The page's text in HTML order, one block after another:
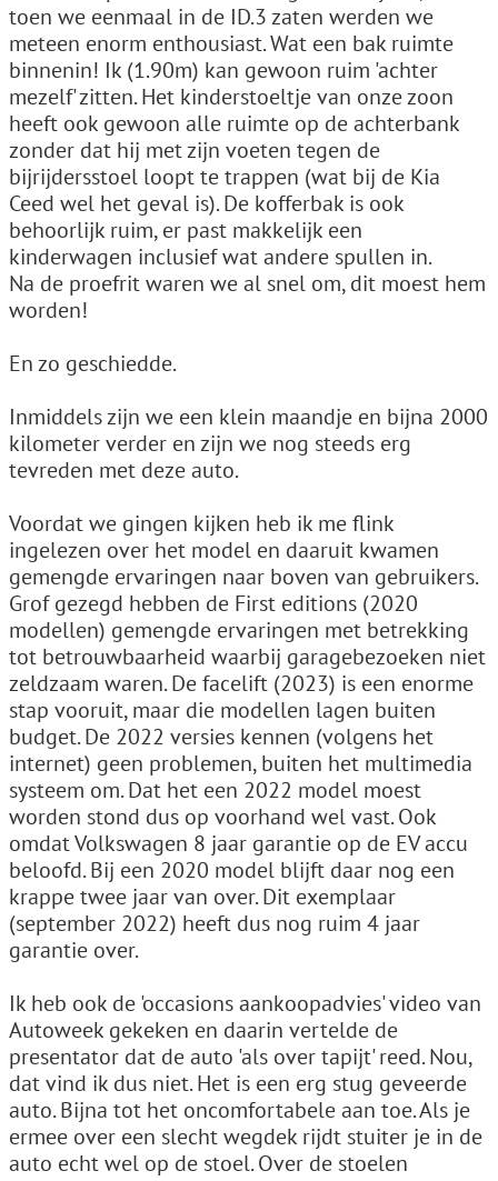
toen we eenmaal in de ID.3 zaten werden we
meteen enorm enthousiast. Wat een bak ruimte
binnenin! Ik (1.90m) kan gewoon ruim 'achter
mezelf' zitten. Het kinderstoeltje van onze zoon
heeft ook gewoon alle ruimte op de achterbank
zonder dat hij met zijn voeten tegen de
bijrijdersstoel loopt te trappen (wat bij de Kia
Ceed wel het geval is). De kofferbak is ook
behoorlijk ruim, er past makkelijk een
kinderwagen inclusief wat andere spullen in.
Na de proefrit waren we al snel om, dit moest hem
worden!
En zo geschiedde.
Inmiddels zijn we een klein maandje en bijna 2000
kilometer verder en zijn we nog steeds erg
tevreden met deze auto.
Voordat we gingen kijken heb ik me flink
ingelezen over het model en daaruit kwamen
gemengde ervaringen naar boven van gebruikers.
Grof gezegd hebben de First editions (2020
modellen) gemengde ervaringen met betrekking
tot betrouwbaarheid waarbij garagebezoeken niet
zeldzaam waren. De facelift (2023) is een enorme
stap vooruit, maar die modellen lagen buiten
budget. De 2022 versies kennen (volgens het
internet) geen problemen, buiten het multimedia
systeem om. Dat het een 2022 model moest
worden stond dus op voorhand wel vast. Ook
omdat Volkswagen 8 jaar garantie op de EV accu
beloofd. Bij een 2020 model blijft daar nog een
krappe twee jaar van over. Dit exemplaar
(september 2022) heeft dus nog ruim 4 jaar
garantie over.
Ik heb ook de 'occasions aankoopadvies' video van
Autoweek gekeken en daarin vertelde de
presentator dat de auto 'als over tapijt' reed. Nou,
dat vind ik dus niet. Het is een erg stug geveerde
auto. Bijna tot het oncomfortabele aan toe. Als je
ermee over een slecht wegdek rijdt stuiter je in de
auto echt wel op de stoel. Over de stoelen